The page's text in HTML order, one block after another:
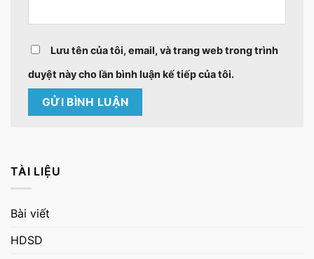
TÀI LIỆU
Bài viết
HDSD
Lưu tên của tôi, email, và trang web trong trình
duyệt này cho lần bình luận kế tiếp của tôi.